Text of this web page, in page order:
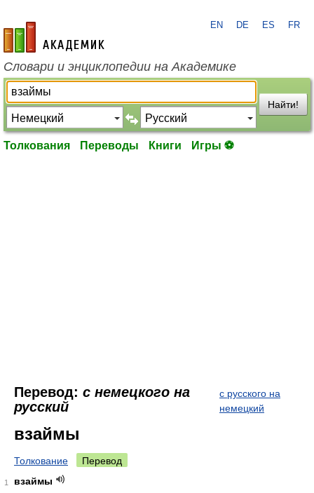
academic.ru
EN DE ES FR
Словари и энциклопедии на Академике
Найти!
Толкования Переводы Книги Игры ⚽
Перевод: с немецкого на
русский
с русского на
немецкий
взаймы
Толкование Перевод
1
взаймы